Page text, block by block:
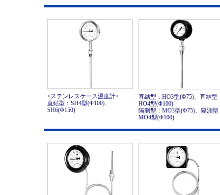
<ステンレスケース温度計>
直結型：SH4型(Φ100)、
SH6(Φ150)
直結型：HO3型(Φ75)、直結型
HO4型(Φ100)
隔測型：MO3型(Φ75)、隔測型
MO4型(Φ100)